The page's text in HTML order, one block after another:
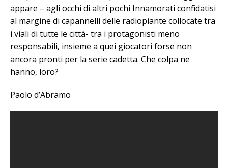
appare – agli occhi di altri pochi Innamorati confidatisi
al margine di capannelli delle radiopiante collocate tra
i viali di tutte le città- tra i protagonisti meno
responsabili, insieme a quei giocatori forse non
ancora pronti per la serie cadetta. Che colpa ne
hanno, loro?
Paolo d’Abramo